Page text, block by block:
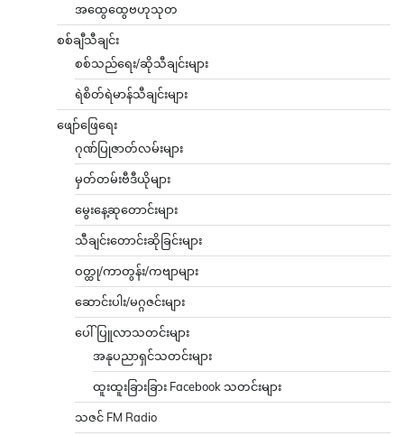
အထွေထွေဗဟုသုတ
စစ်ချီသီချင်း
စစ်သည်ရေး/ဆိုသီချင်းများ
ရဲစိတ်ရဲမာန်သီချင်းများ
ဖျော်ဖြေရေး
ဂုဏ်ပြုဇာတ်လမ်းများ
မှတ်တမ်းဗီဒီယိုများ
မွေးနေ့ဆုတောင်းများ
သီချင်းတောင်းဆိုခြင်းများ
ဝတ္ထု/ကာတွန်း/ကဗျာများ
ဆောင်းပါး/မဂ္ဂဇင်းများ
ပေါ်ပြူလာသတင်းများ
အနုပညာရှင်သတင်းများ
ထူးထူးခြားခြား Facebook သတင်းများ
သဇင် FM Radio